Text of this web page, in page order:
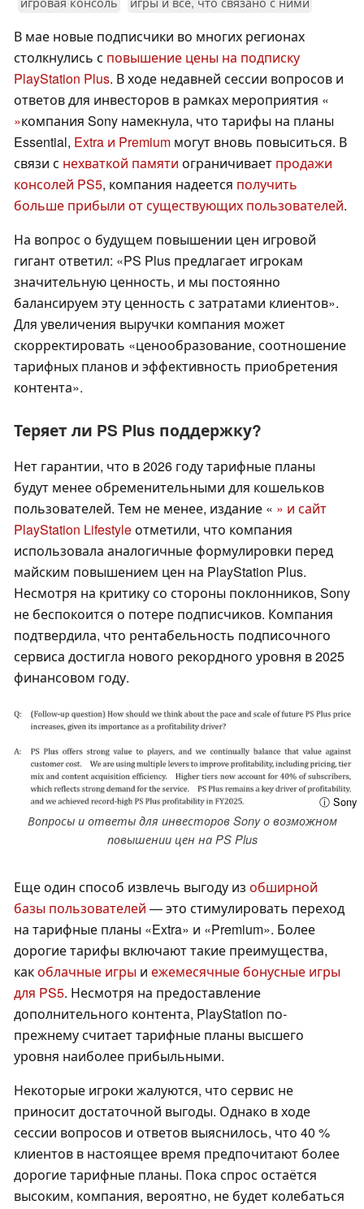
В мае новые подписчики во многих регионах
столкнулись с повышение цены на подписку
PlayStation Plus. В ходе недавней сессии вопросов и
ответов для инвесторов в рамках мероприятия «
»компания Sony намекнула, что тарифы на планы
Essential, Extra и Premium могут вновь повыситься. В
связи с нехваткой памяти ограничивает продажи
консолей PS5, компания надеется получить
больше прибыли от существующих пользователей.
На вопрос о будущем повышении цен игровой
гигант ответил: «PS Plus предлагает игрокам
значительную ценность, и мы постоянно
балансируем эту ценность с затратами клиентов».
Для увеличения выручки компания может
скорректировать «ценообразование, соотношение
тарифных планов и эффективность приобретения
контента».
Теряет ли PS Plus поддержку?
Нет гарантии, что в 2026 году тарифные планы
будут менее обременительными для кошельков
пользователей. Тем не менее, издание « » и сайт
PlayStation Lifestyleотметили, что компания
использовала аналогичные формулировки перед
майским повышением цен на PlayStation Plus.
Несмотря на критику со стороны поклонников, Sony
не беспокоится о потере подписчиков. Компания
подтвердила, что рентабельность подписочного
сервиса достигла нового рекордного уровня в 2025
финансовом году.
ⓘ Sony
Вопросы и ответы для инвесторов Sony о возможном
повышении цен на PS Plus
Еще один способ извлечь выгоду из обширной
базы пользователей — это стимулировать переход
на тарифные планы «Extra» и «Premium». Более
дорогие тарифы включают такие преимущества,
какоблачные игры и ежемесячные бонусные игры
для PS5. Несмотря на предоставление
дополнительного контента, PlayStation по-
прежнему считает тарифные планы высшего
уровня наиболее прибыльными.
Некоторые игроки жалуются, что сервис не
приносит достаточной выгоды. Однако в ходе
сессии вопросов и ответов выяснилось, что 40 %
клиентов в настоящее время предпочитают более
дорогие тарифные планы. Пока спрос остаётся
высоким, компания, вероятно, не будет колебаться